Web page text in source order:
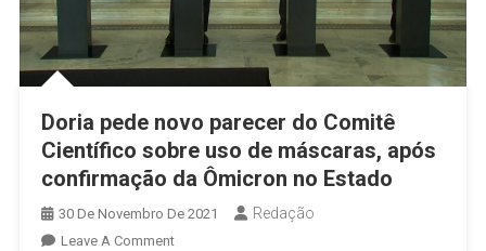
Doria pede novo parecer do Comitê
Científico sobre uso de máscaras, após
confirmação da Ômicron no Estado
30 De Novembro De 2021 Redação
Leave A CommentOn